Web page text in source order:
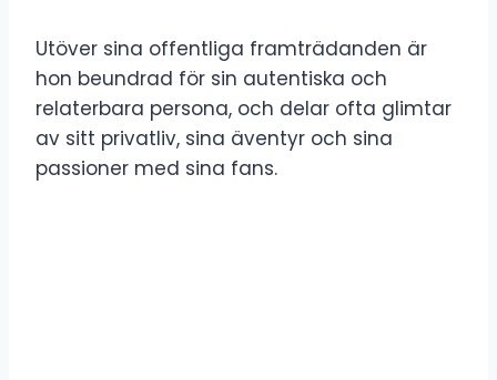
Utöver sina offentliga framträdanden är
hon beundrad för sin autentiska och
relaterbara persona, och delar ofta glimtar
av sitt privatliv, sina äventyr och sina
passioner med sina fans.